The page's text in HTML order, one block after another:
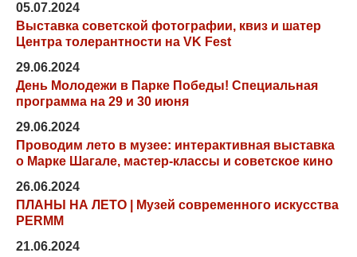
05.07.2024
Выставка советской фотографии, квиз и шатер
Центра толерантности на VK Fest
29.06.2024
День Молодежи в Парке Победы! Специальная
программа на 29 и 30 июня
29.06.2024
Проводим лето в музее: интерактивная выставка
о Марке Шагале, мастер-классы и советское кино
26.06.2024
ПЛАНЫ НА ЛЕТО | Музей современного искусства
PERMM
21.06.2024